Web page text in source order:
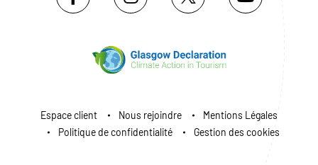
Espace client Nous rejoindre
Mentions Légales
Politique de confidentialité
Gestion des cookies